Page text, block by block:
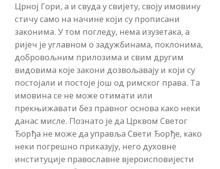
Црној Гори, а и свуда у свијету, своју имовину
стичу само на начине који су прописани
законима. У том погледу, нема изузетака, а
ријеч је углавном о задужбинама, поклонима,
добровољним прилозима и свим другим
видовима које закони дозвољавају и који су
постојали и постоје још од римског права. Та
имовина се не може отимати или
прекњижавати без правног основа како неки
данас мисле. Познато је да Црквом Светог
Ђорђа не може да управља Свети Ђорђе, како
неки погрешно приказују, него духовне
институције православне вјероисповијести